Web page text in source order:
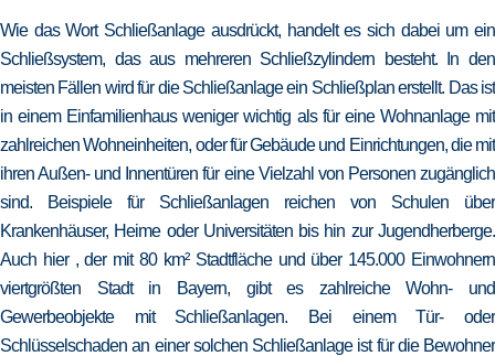
Wie das Wort Schließanlage ausdrückt, handelt es sich dabei um ein
Schließsystem, das aus mehreren Schließzylindern besteht. In den
meisten Fällen wird für die Schließanlage ein Schließplan erstellt. Das ist
in einem Einfamilienhaus weniger wichtig als für eine Wohnanlage mit
zahlreichen Wohneinheiten, oder für Gebäude und Einrichtungen, die mit
ihren Außen- und Innentüren für eine Vielzahl von Personen zugänglich
sind. Beispiele für Schließanlagen reichen von Schulen über
Krankenhäuser, Heime oder Universitäten bis hin zur Jugendherberge.
Auch hier , der mit 80 km² Stadtfläche und über 145.000 Einwohnern
viertgrößten Stadt in Bayern, gibt es zahlreiche Wohn- und
Gewerbeobjekte mit Schließanlagen. Bei einem Tür- oder
Schlüsselschaden an einer solchen Schließanlage ist für die Bewohner